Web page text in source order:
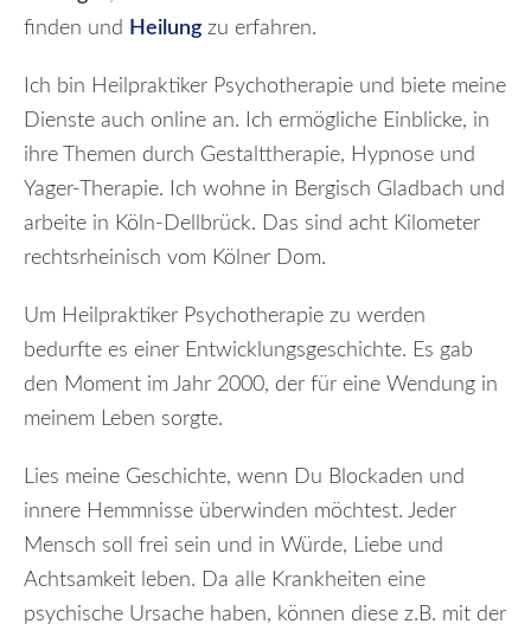
finden und Heilung zu erfahren.
Ich bin Heilpraktiker Psychotherapie und biete meine
Dienste auch online an. Ich ermögliche Einblicke, in
ihre Themen durch Gestalttherapie, Hypnose und
Yager-Therapie. Ich wohne in Bergisch Gladbach und
arbeite in Köln-Dellbrück. Das sind acht Kilometer
rechtsrheinisch vom Kölner Dom.
Um Heilpraktiker Psychotherapie zu werden
bedurfte es einer Entwicklungsgeschichte. Es gab
den Moment im Jahr 2000, der für eine Wendung in
meinem Leben sorgte.
Lies meine Geschichte, wenn Du Blockaden und
innere Hemmnisse überwinden möchtest. Jeder
Mensch soll frei sein und in Würde, Liebe und
Achtsamkeit leben. Da alle Krankheiten eine
psychische Ursache haben, können diese z.B. mit der